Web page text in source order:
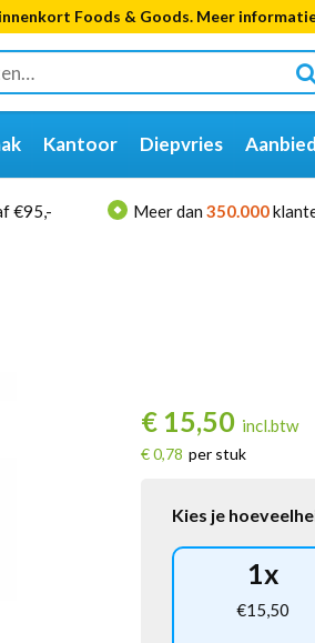
Foods & Goods. Meer
Kantoor Diepvries
€95,- Meer dan 350.000
€ 15,50 incl.btw
€ 0,78 per stuk
Kies je
1x
€15,50